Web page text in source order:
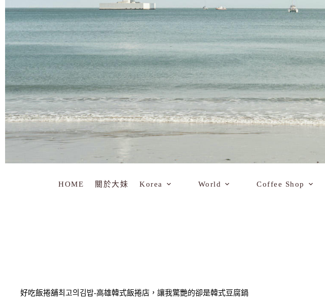
HOME 關於大妹 Korea World Coffee Shop
好吃飯捲舖최고의김밥-高雄韓式飯捲店，讓我驚艷的卻是韓式豆腐鍋